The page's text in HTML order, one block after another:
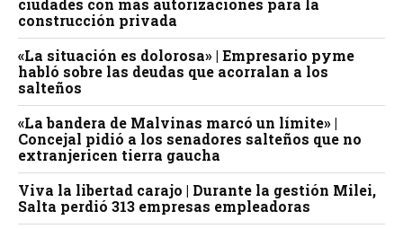
ciudades con más autorizaciones para la
construcción privada
«La situación es dolorosa» | Empresario pyme
habló sobre las deudas que acorralan a los
salteños
«La bandera de Malvinas marcó un límite» |
Concejal pidió a los senadores salteños que no
extranjericen tierra gaucha
Viva la libertad carajo | Durante la gestión Milei,
Salta perdió 313 empresas empleadoras